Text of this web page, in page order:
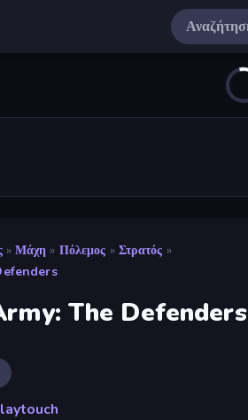
» Μάχη » Πόλεμος » Στρατός »
The Defenders